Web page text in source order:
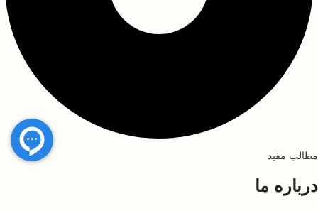
مطالب مفید
درباره ما